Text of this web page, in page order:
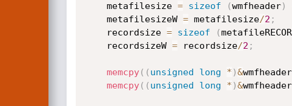
	metafilesize
= sizeof (wmfheader)
	metafilesizeW
= metafilesize/2 ;
	recordsize
= sizeof (
	recordsizeW
= recordsize/2 ;
memcpy( ( unsigned long * )&wmfheader
memcpy( ( unsigned long * )&wmfheader